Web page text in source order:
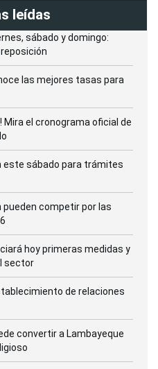
leídas
sábado y domingo:
las mejores tasas para
Mira el cronograma oficial de
este sábado para trámites
pueden competir por las
hoy primeras medidas y
sector
de relaciones
convertir a Lambayeque